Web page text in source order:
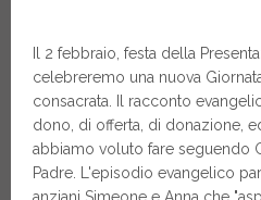
Il 2 febbraio, festa della
celebreremo una nuova
consacrata. Il racconto
dono, di offerta, di donazione,
abbiamo voluto fare seguendo
Padre. L'episodio evangelico